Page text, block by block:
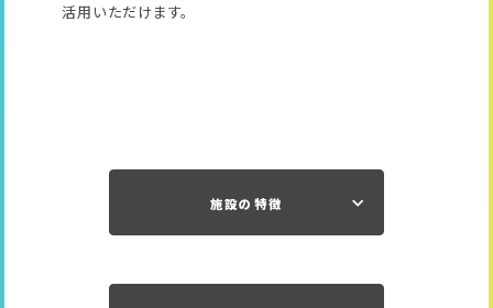
活用いただけます。
施設の特徴